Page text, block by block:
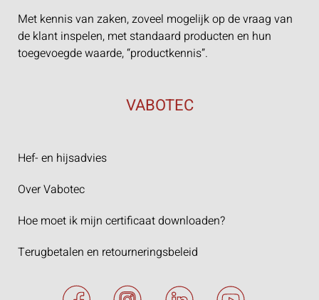
Met kennis van zaken, zoveel mogelijk op de vraag van
de klant inspelen, met standaard producten en hun
toegevoegde waarde, “productkennis”.
VABOTEC
Hef- en hijsadvies
Over Vabotec
Hoe moet ik mijn certificaat downloaden?
Terugbetalen en retourneringsbeleid